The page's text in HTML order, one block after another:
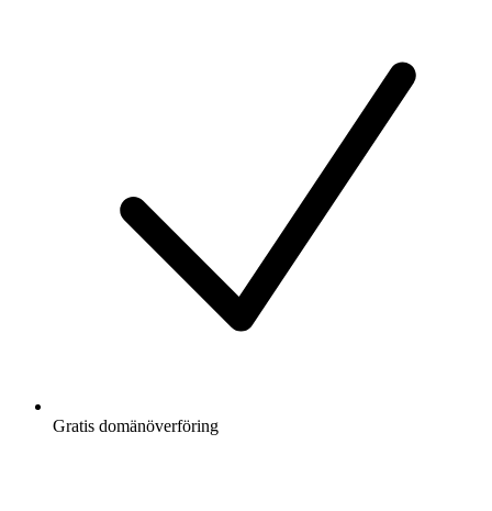
Gratis domänöverföring